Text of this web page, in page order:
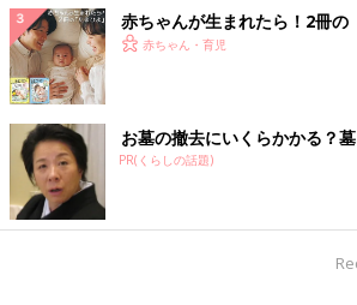
というステージに、もはや現代の女性は存
しいステージから、現代の女性は男性の「
加」を見守っています。
男性が育児にどのように参加していけばい
状況によるでしょうから、これが正解とい
が、直接的な参加ができないのであれば、
ことは忘れないようにしましょうね。
赤ちゃんが生まれたら！2冊の
赤ちゃん・育児
お墓の撤去にいくらかかる？
PR(くらしの話題)